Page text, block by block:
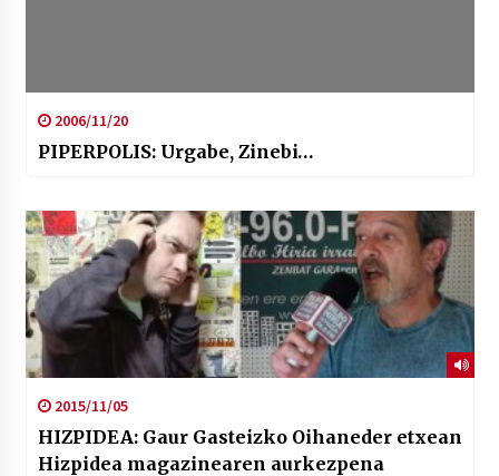
2006/11/20
PIPERPOLIS: Urgabe, Zinebi…
2015/11/05
HIZPIDEA: Gaur Gasteizko Oihaneder etxean
Hizpidea magazinearen aurkezpena